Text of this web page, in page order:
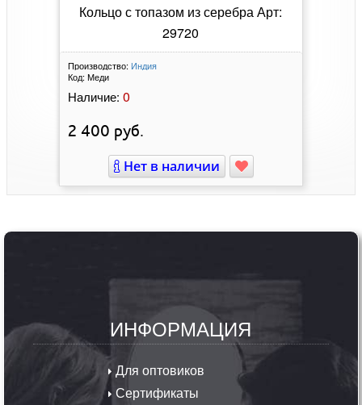
Кольцо с топазом из серебра Арт:
29720
Производство: Индия
Код: Меди
Наличие: 0
2 400 руб.
Нет в наличии
ИНФОРМАЦИЯ
Для оптовиков
Сертификаты